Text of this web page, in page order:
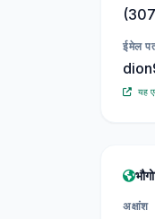
ईमेल
यह
अक्षांश